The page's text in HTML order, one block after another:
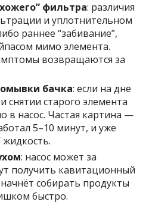
фильтра: различия
и уплотнительном
раннее “забивание”,
мимо элемента.
возвращаются за
бачка: если на дне
снятии старого элемента
в насос. Частая картина —
5–10 минут, и уже
жидкость.
: насос может за
получить кавитационный
собирать продукты
быстро.